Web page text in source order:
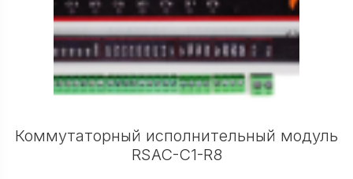
Коммутаторный исполнительный модуль
RSAC-C1-R8